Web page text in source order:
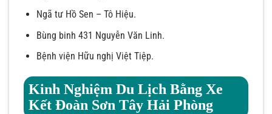
Ngã tư Hồ Sen – Tô Hiệu.
Bùng binh 431 Nguyễn Văn Linh.
Bệnh viện Hữu nghị Việt Tiệp.
Kinh Nghiệm Du Lịch Bằng Xe
Kết Đoàn Sơn Tây Hải Phòng